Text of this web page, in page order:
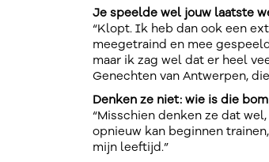
Je speelde wel jouw laatste
“Klopt. Ik heb dan ook een
meegetraind en mee
maar ik zag wel dat er heel
Genechten van Antwerpen,
Denken ze niet: wie is die
“Misschien denken ze dat
opnieuw kan beginnen
mijn leeftijd.”